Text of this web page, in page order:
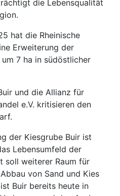
die Lebensqualität
hat die Rheinische
Erweiterung der
7 ha in südöstlicher
und die Allianz für
e.V. kritisieren den
der Kiesgrube Buir ist
Lebensumfeld der
soll weiterer Raum für
von Sand und Kies
Buir bereits heute in